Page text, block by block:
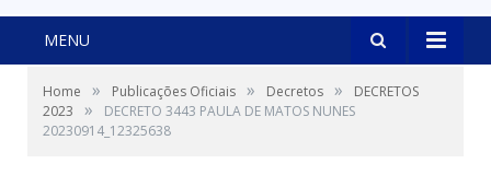
MENU
Home » Publicações Oficiais » Decretos »
DECRETOS
2023
»
DECRETO 3443 PAULA DE MATOS NUNES
20230914_12325638